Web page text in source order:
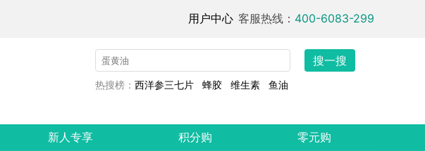
用户中心 客服热线： 400-6083-299
搜一搜
热搜榜： 西洋参三七片 蜂胶 维生素 鱼油
新人专享 积分购 零元购